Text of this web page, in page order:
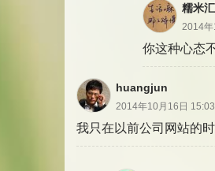
糯米汇
2014
你这种心态
huangjun
2014年10月16日 15:03
我只在以前公司网站的